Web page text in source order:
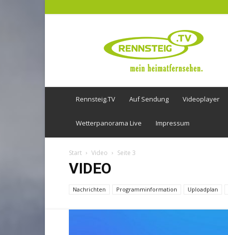
Rennsteig.TV Auf Sendung Videoplayer
Wetterpanorama Live Impressum
Start Video Seite 3
VIDEO
Nachrichten Programminformation Uploadplan